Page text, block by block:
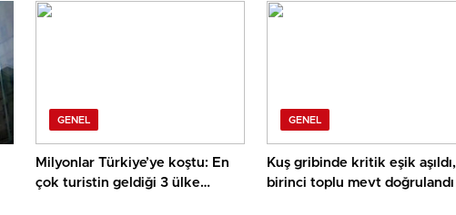
GENEL
Milyonlar Türkiye’ye koştu: En
çok turistin geldiği 3 ülke
GENEL
Kuş gribinde kritik eşik aşıldı,
birinci toplu mevt doğrulandı